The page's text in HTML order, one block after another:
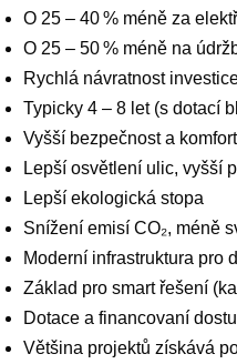
O 25 – 40 % méně za
O 25 – 50 % méně na
Rychlá návratnost
Typicky 4 – 8 let (s dotací
Vyšší bezpečnost a komfort
Lepší osvětlení ulic, vyšší
Lepší ekologická stopa
Snížení emisí CO₂, méně
Moderní infrastruktura pro
Základ pro smart řešení
Dotace a financovaní
Většina projektů získává